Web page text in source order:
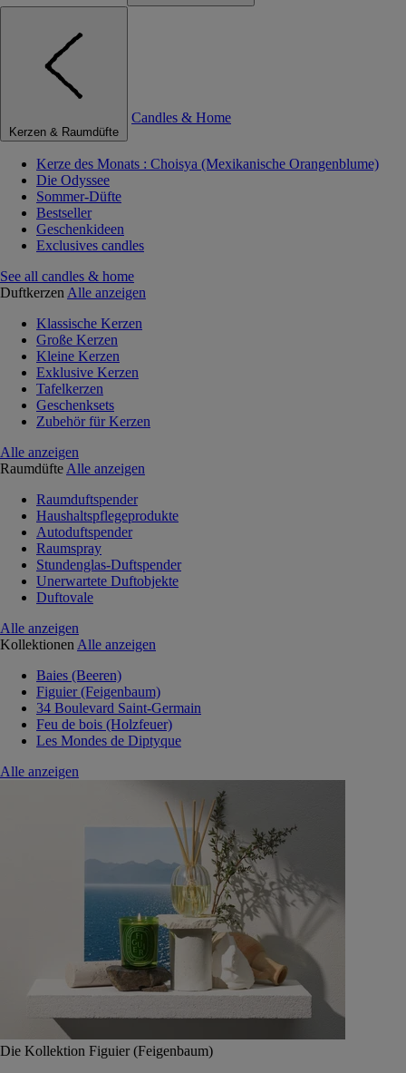
Kerzen & Raumdüfte
Candles & Home
Kerze des Monats : Choisya (Mexikanische Orangenblume)
Die Odyssee
Sommer-Düfte
Bestseller
Geschenkideen
Exclusives candles
See all candles & home
Duftkerzen Alle anzeigen
Klassische Kerzen
Große Kerzen
Kleine Kerzen
Exklusive Kerzen
Tafelkerzen
Geschenksets
Zubehör für Kerzen
Alle anzeigen
Raumdüfte Alle anzeigen
Raumduftspender
Haushaltspflegeprodukte
Autoduftspender
Raumspray
Stundenglas-Duftspender
Unerwartete Duftobjekte
Duftovale
Alle anzeigen
Kollektionen Alle anzeigen
Baies (Beeren)
Figuier (Feigenbaum)
34 Boulevard Saint-Germain
Feu de bois (Holzfeuer)
Les Mondes de Diptyque
Alle anzeigen
Die Kollektion Figuier (Feigenbaum)